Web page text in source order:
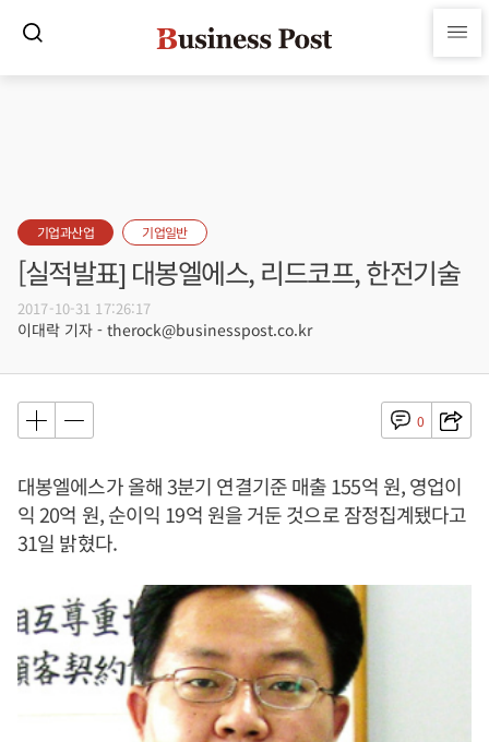
기업과산업 기업일반
[실적발표] 대봉엘에스, 리드코프, 한전기술
2017-10-31 17:26:17
이대락 기자 - therock@businesspost.co.kr
0
대봉엘에스가 올해 3분기 연결기준 매출 155억 원, 영업이
익 20억 원, 순이익 19억 원을 거둔 것으로 잠정집계됐다고
31일 밝혔다.